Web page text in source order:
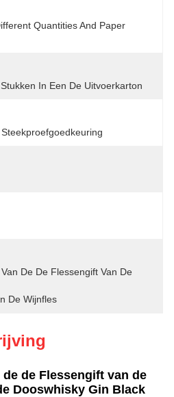
Quantities And Paper
In Een De Uitvoerkarton
De De Flessengift Van De
De Wijnfles
de Flessengift van de
Dooswhisky Gin Black